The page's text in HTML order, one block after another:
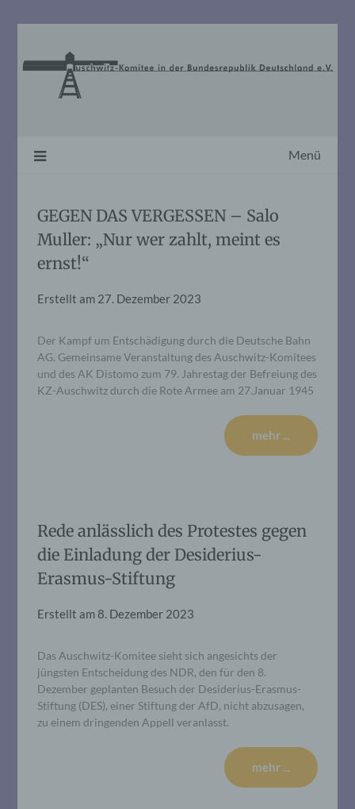
Menü
GEGEN DAS VERGESSEN – Salo
Muller: „Nur wer zahlt, meint es
ernst!“
Erstellt am 27. Dezember 2023
Der Kampf um Entschädigung durch die Deutsche Bahn
AG. Gemeinsame Veranstaltung des Auschwitz-Komitees
und des AK Distomo zum 79. Jahrestag der Befreiung des
KZ-Auschwitz durch die Rote Armee am 27.Januar 1945
mehr ...
Rede anlässlich des Protestes gegen
die Einladung der Desiderius-
Erasmus-Stiftung
Erstellt am8. Dezember 2023
Das Auschwitz-Komitee sieht sich angesichts der
jüngsten Entscheidung des NDR, den für den 8.
Dezember geplanten Besuch der Desiderius-Erasmus-
Stiftung (DES), einer Stiftung der AfD, nicht abzusagen,
zu einem dringenden Appell veranlasst.
mehr ...